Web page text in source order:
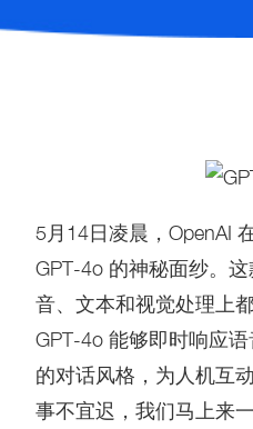
5月14日凌晨，OpenAI
GPT-4o 的神秘面纱。
音、文本和视觉处理上
GPT-4o 能够即时响应
的对话风格，为人机互
事不宜迟，我们马上来